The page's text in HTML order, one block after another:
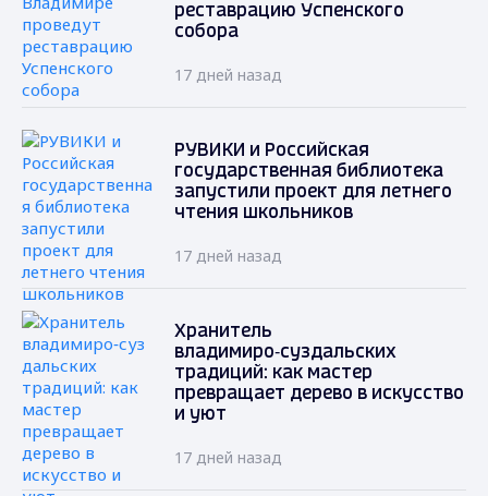
реставрацию Успенского
собора
17 дней назад
РУВИКИ и Российская
государственная библиотека
запустили проект для летнего
чтения школьников
17 дней назад
Хранитель
владимиро‑суздальских
традиций: как мастер
превращает дерево в искусство
и уют
17 дней назад